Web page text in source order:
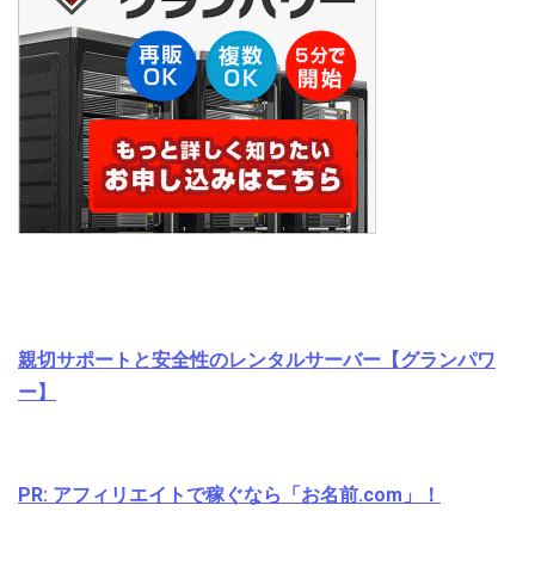
親切サポートと安全性のレンタルサーバー【グランパワ
ー】
PR: アフィリエイトで稼ぐなら「お名前.com」！